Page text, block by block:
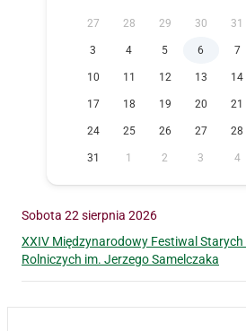
27 28 29 30 31
3 4 5 6 7
10 11 12 13 14
17 18 19 20 21
24 25 26 27 28
31 1 2 3 4
Sobota 22 sierpnia 2026
XXIV Międzynarodowy Festiwal
Rolniczych im. Jerzego Samelczaka